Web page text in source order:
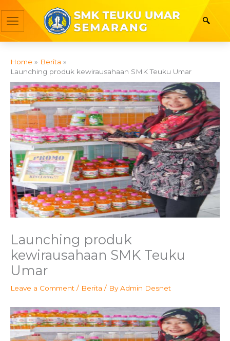
content
Home
Berita
Launching produk kewirausahaan SMK Teuku Umar
Launching produk
kewirausahaan SMK Teuku
Umar
Leave a Comment / Berita / ByAdmin Desnet